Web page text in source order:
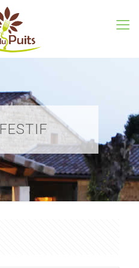
FESTIF